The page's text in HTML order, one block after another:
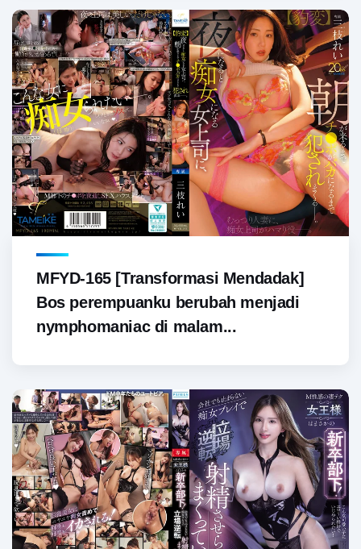
MFYD-165 [Transformasi Mendadak]
Bos perempuanku berubah menjadi
nymphomaniac di malam...